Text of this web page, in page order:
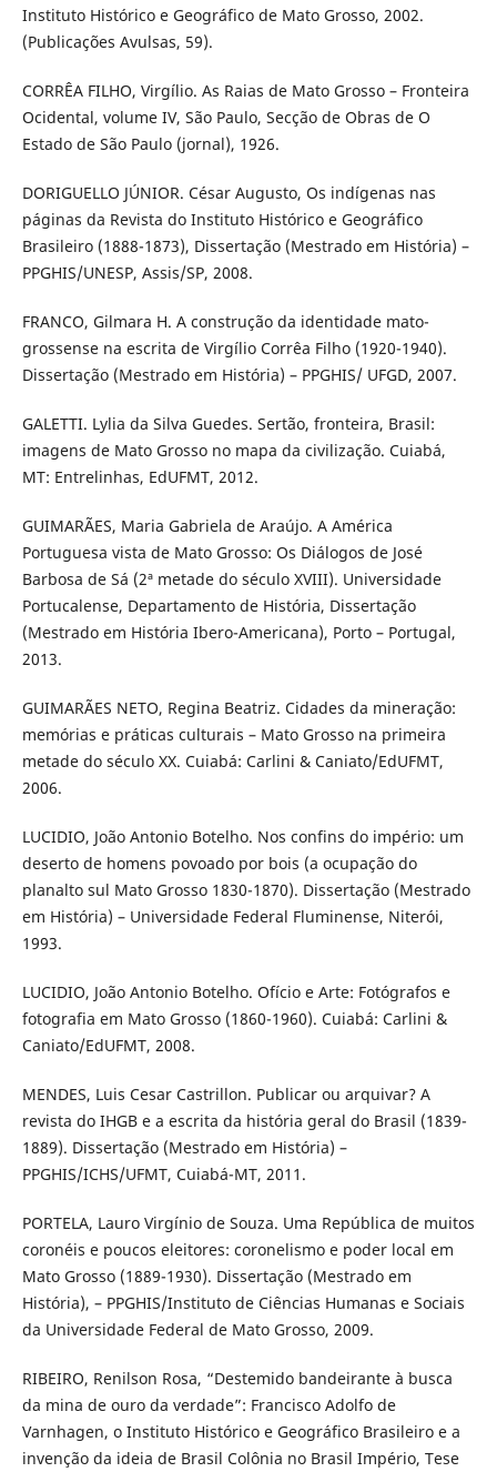
Instituto Histórico e Geográfico de Mato Grosso, 2002.
(Publicações Avulsas, 59).
CORRÊA FILHO, Virgílio. As Raias de Mato Grosso – Fronteira
Ocidental, volume IV, São Paulo, Secção de Obras de O
Estado de São Paulo (jornal), 1926.
DORIGUELLO JÚNIOR. César Augusto, Os indígenas nas
páginas da Revista do Instituto Histórico e Geográfico
Brasileiro (1888-1873), Dissertação (Mestrado em História) –
PPGHIS/UNESP, Assis/SP, 2008.
FRANCO, Gilmara H. A construção da identidade mato-
grossense na escrita de Virgílio Corrêa Filho (1920-1940).
Dissertação (Mestrado em História) – PPGHIS/ UFGD, 2007.
GALETTI. Lylia da Silva Guedes. Sertão, fronteira, Brasil:
imagens de Mato Grosso no mapa da civilização. Cuiabá,
MT: Entrelinhas, EdUFMT, 2012.
GUIMARÃES, Maria Gabriela de Araújo. A América
Portuguesa vista de Mato Grosso: Os Diálogos de José
Barbosa de Sá (2ª metade do século XVIII). Universidade
Portucalense, Departamento de História, Dissertação
(Mestrado em História Ibero-Americana), Porto – Portugal,
2013.
GUIMARÃES NETO, Regina Beatriz. Cidades da mineração:
memórias e práticas culturais – Mato Grosso na primeira
metade do século XX. Cuiabá: Carlini & Caniato/EdUFMT,
2006.
LUCIDIO, João Antonio Botelho. Nos confins do império: um
deserto de homens povoado por bois (a ocupação do
planalto sul Mato Grosso 1830-1870). Dissertação (Mestrado
em História) – Universidade Federal Fluminense, Niterói,
1993.
LUCIDIO, João Antonio Botelho. Ofício e Arte: Fotógrafos e
fotografia em Mato Grosso (1860-1960). Cuiabá: Carlini &
Caniato/EdUFMT, 2008.
MENDES, Luis Cesar Castrillon. Publicar ou arquivar? A
revista do IHGB e a escrita da história geral do Brasil (1839-
1889). Dissertação (Mestrado em História) –
PPGHIS/ICHS/UFMT, Cuiabá-MT, 2011.
PORTELA, Lauro Virgínio de Souza. Uma República de muitos
coronéis e poucos eleitores: coronelismo e poder local em
Mato Grosso (1889-1930). Dissertação (Mestrado em
História), – PPGHIS/Instituto de Ciências Humanas e Sociais
da Universidade Federal de Mato Grosso, 2009.
RIBEIRO, Renilson Rosa, “Destemido bandeirante à busca
da mina de ouro da verdade”: Francisco Adolfo de
Varnhagen, o Instituto Histórico e Geográfico Brasileiro e a
invenção da ideia de Brasil Colônia no Brasil Império, Tese